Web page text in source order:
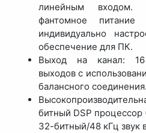
линейным
фантомное
индивидуально
обеспечение для ПК.
Выход на канал: 16
выходов с
балансного соединения.
битный DSP
32-битный/48 кГц звук